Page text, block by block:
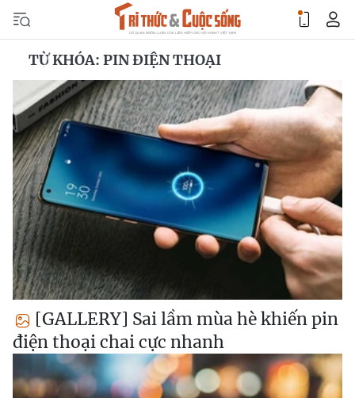
TỪ KHÓA: PIN ĐIỆN THOẠI
[GALLERY] Sai lầm mùa hè khiến pin
điện thoại chai cực nhanh